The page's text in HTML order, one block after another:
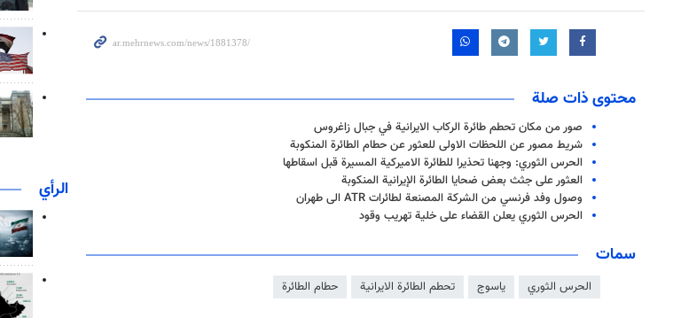
محتوى ذات صلة
صور من مكان تحطم طائرة الركاب الايرانية في جبال زاغروس
شريط مصور عن اللحظات الاولى للعثور عن حطام الطائرة المنكوبة
الحرس الثوري: وجهنا تحذيرا للطائرة الاميركية المسيرة قبل اسقاطها
العثور على جثث بعض ضحايا الطائرة الإيرانية المنكوبة
وصول وفد فرنسي من الشركة المصنعة لطائرات ATR الى طهران
الحرس الثوري يعلن القضاء على خلية تهريب وقود
سمات
الحرس الثوري ياسوج تحطم الطائرة الايرانية حطام الطائرة
الرأي